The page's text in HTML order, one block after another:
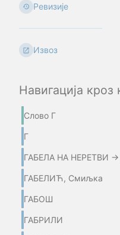
Ревизије
Извоз
Навигација кроз
Слово Г
Г
ГАБЕЛА НА НЕРЕТВИ
ГАБЕЛИЋ, Смиљка
ГАБОШ
ГАБРИЛИ